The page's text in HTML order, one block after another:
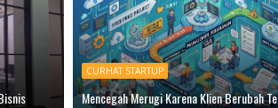
CURHAT STARTUP
Mencegah Merugi Karena Klien Berubah